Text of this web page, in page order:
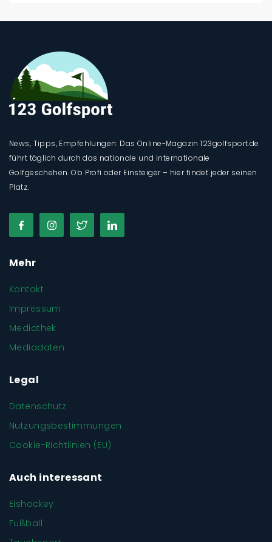
News, Tipps, Empfehlungen: Das Online-Magazin 123golfsport.de
führt täglich durch das nationale und internationale
Golfgeschehen. Ob Profi oder Einsteiger – hier findet jeder seinen
Platz.
Mehr
Kontakt
Impressum
Mediathek
Mediadaten
Legal
Datenschutz
Nutzungsbestimmungen
Cookie-Richtlinien (EU)
Auch interessant
Eishockey
Fußball